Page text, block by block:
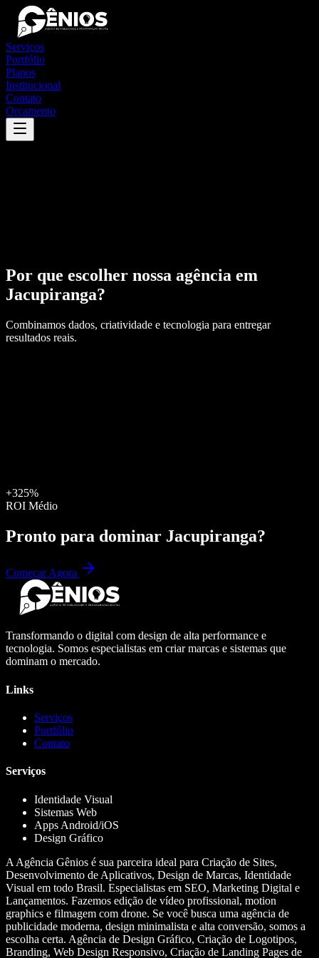
Serviços
Portfólio
Planos
Institucional
Contato
Orçamento
Por que escolher nossa agência em
Jacupiranga?
Combinamos dados, criatividade e tecnologia para entregar
resultados reais.
+325%
ROI Médio
Pronto para dominar Jacupiranga?
Começar Agora
Transformando o digital com design de alta performance e
tecnologia. Somos especialistas em criar marcas e sistemas que
dominam o mercado.
Links
Serviços
Portfólio
Contato
Serviços
Identidade Visual
Sistemas Web
Apps Android/iOS
Design Gráfico
A Agência Gênios é sua parceira ideal para Criação de Sites,
Desenvolvimento de Aplicativos, Design de Marcas, Identidade
Visual em todo Brasil. Especialistas em SEO, Marketing Digital e
Lançamentos. Fazemos edição de vídeo profissional, motion
graphics e filmagem com drone. Se você busca uma agência de
publicidade moderna, design minimalista e alta conversão, somos a
escolha certa. Agência de Design Gráfico, Criação de Logotipos,
Branding, Web Design Responsivo, Criação de Landing Pages de